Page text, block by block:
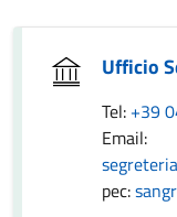
Ufficio
Tel: +39
Email:
pec: